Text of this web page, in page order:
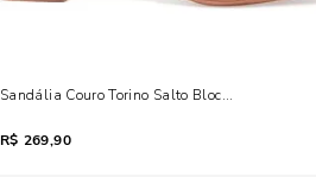
Sandália Couro Torino Salto Bloco Fachete Bege
R$ 269,90